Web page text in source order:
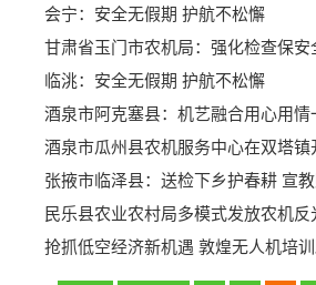
会宁：安全无假期 护航不松懈
甘肃省玉门市农机局：强化检查保安
临洮：安全无假期 护航不松懈
酒泉市阿克塞县：机艺融合用心用
酒泉市瓜州县农机服务中心在双塔
张掖市临泽县：送检下乡护春耕 宣
民乐县农业农村局多模式发放农机
抢抓低空经济新机遇 敦煌无人机培训